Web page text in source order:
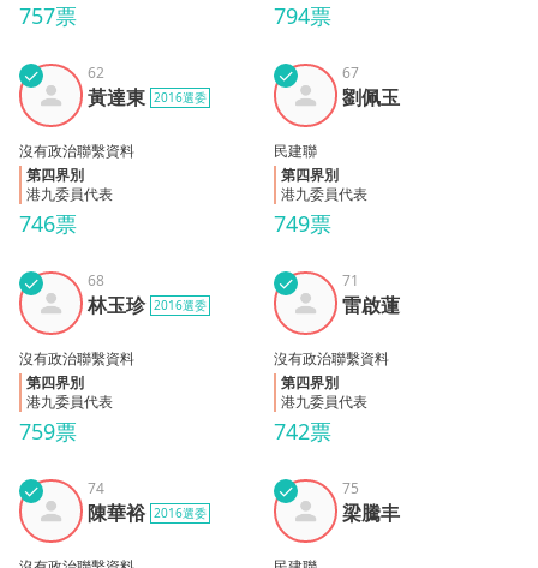
757票 794票
黃達
東
✓
746票
62
黃達東 2016選委
沒有政治聯繫資料
第四界別
港九委員代表
劉佩
玉
✓
749票
67
劉佩玉
民建聯
第四界別
港九委員代表
林玉
珍
✓
759票
68
林玉珍 2016選委
沒有政治聯繫資料
第四界別
港九委員代表
雷啟
蓮
✓
742票
71
雷啟蓮
沒有政治聯繫資料
第四界別
港九委員代表
陳華
裕
✓ 74
陳華裕 2016選委
梁騰
丰
✓ 75
梁騰丰